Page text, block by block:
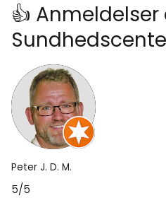
👍
Peter J. D. M.
5/5